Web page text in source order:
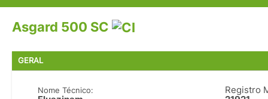
Conversor Colunistas
Asgard 500 SC
GERAL
Nome Técnico:
Registro